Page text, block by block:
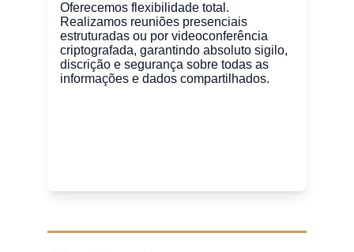
Oferecemos flexibilidade total.
Realizamos reuniões presenciais
estruturadas ou por videoconferência
criptografada, garantindo absoluto sigilo,
discrição e segurança sobre todas as
informações e dados compartilhados.